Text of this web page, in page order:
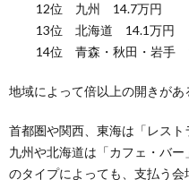
12位 九州 14.7万円
13位 北海道 14.1万円
14位 青森・秋田・岩手
地域によって倍以上の開きがあ
首都圏や関西、東海は「レスト
九州や北海道は「カフェ・バ
のタイプによっても、支払う会